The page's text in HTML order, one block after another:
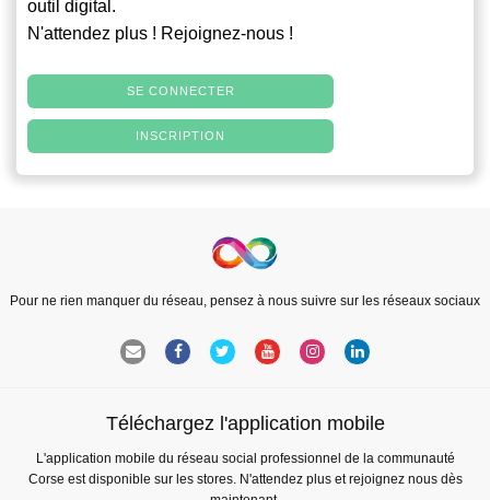
outil digital.
N'attendez plus ! Rejoignez-nous !
SE CONNECTER
INSCRIPTION
Pour ne rien manquer du réseau, pensez à nous suivre sur les réseaux sociaux
Téléchargez l'application mobile
L'application mobile du réseau social professionnel de la communauté
Corse est disponible sur les stores. N'attendez plus et rejoignez nous dès